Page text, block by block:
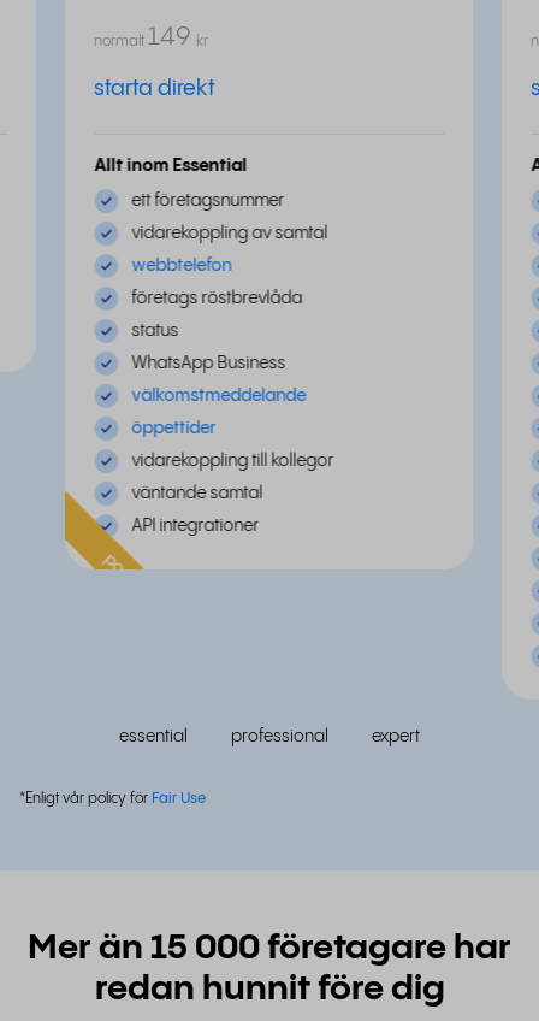
normalt kr
149
starta direkt
Allt inom Essential
ett företagsnummer
vidarekoppling av samtal
webbtelefon
företags röstbrevlåda
status
WhatsApp Business
välkomstmeddelande
öppettider
vidarekoppling till kollegor
väntande samtal
API integrationer
populär
essential professional expert
*Enligt vår policy för Fair Use
Mer än 15 000 företagare har
redan hunnit före dig